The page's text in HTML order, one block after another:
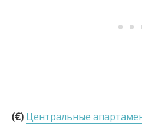
(€) Центральные